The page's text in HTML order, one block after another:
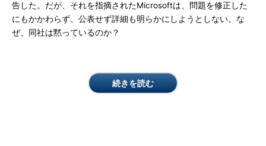
告した。だが、それを指摘されたMicrosoftは、問題を修正した
にもかかわらず、公表せず詳細も明らかにしようとしない。な
ぜ、同社は黙っているのか？
続きを読む